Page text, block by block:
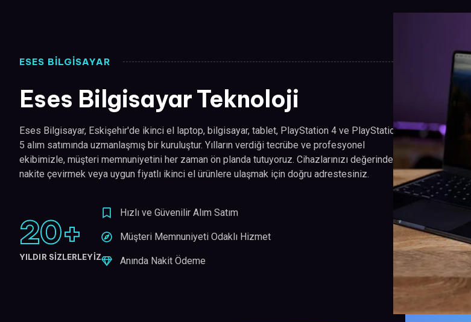
ESES BİLGİSAYAR
Eses Bilgisayar Teknoloji
Eses Bilgisayar, Eskişehir'de ikinci el laptop, bilgisayar, tablet, PlayStation 4 ve PlayStation
5 alım satımında uzmanlaşmış bir kuruluştur. Yılların verdiği tecrübe ve profesyonel
ekibimizle, müşteri memnuniyetini her zaman ön planda tutuyoruz. Cihazlarınızı değerinde
nakite çevirmek veya uygun fiyatlı ikinci el ürünlere ulaşmak için doğru adrestesiniz.
YILDIR SİZLERLEYİZ
20+ Hızlı ve Güvenilir Alım Satım
Müşteri Memnuniyeti Odaklı Hizmet
Anında Nakit Ödeme